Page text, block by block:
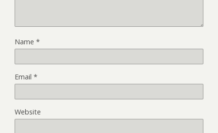
Name *
Email *
Website